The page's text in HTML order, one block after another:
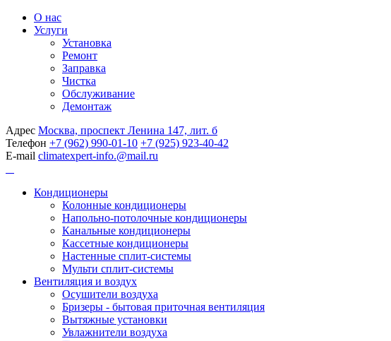
О нас
Услуги
Установка
Ремонт
Заправка
Чистка
Обслуживание
Демонтаж
Адрес Москва, проспект Ленина 147, лит. б
Телефон +7 (962) 990-01-10 +7 (925) 923-40-42
E-mail climatexpert-info.@mail.ru
Кондиционеры
Колонные кондиционеры
Напольно-потолочные кондиционеры
Канальные кондиционеры
Кассетные кондиционеры
Настенные сплит-системы
Мульти сплит-системы
Вентиляция и воздух
Осушители воздуха
Бризеры - бытовая приточная вентиляция
Вытяжные установки
Увлажнители воздуха